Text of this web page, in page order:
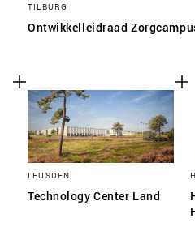
TILBURG
Ontwikkelleidraad
LEUSDEN
Technology Center Land